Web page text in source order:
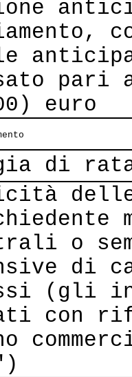
pari
euro
di
o
di
(gli
con